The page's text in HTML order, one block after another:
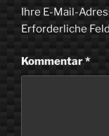
Ihre E-Mail-
Erforderliche
Kommentar*